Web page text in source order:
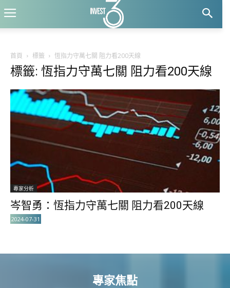
首頁 標籤 恆指力守萬七關 阻力看200天線
標籤: 恆指力守萬七關 阻力看200天線
專家分析
岑智勇：恆指力守萬七關 阻力看200天線
2024-07-31
專家焦點